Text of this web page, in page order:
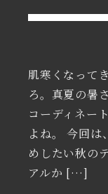
肌寒くなって
ろ。真夏の暑
コーディネー
よね。 今回は
めしたい秋の
アルか […]